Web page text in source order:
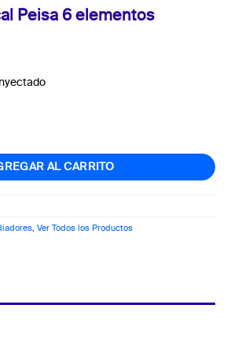
Peisa 6 elementos
elementos cantidad
AL CARRITO
, Ver Todos los Productos